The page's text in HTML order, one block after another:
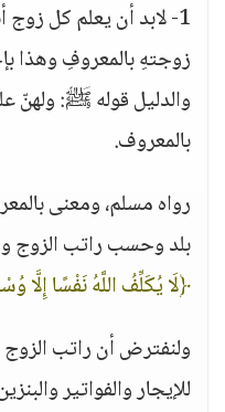
1- لابد أن يعلم كل
زوجتهِ بالمعروفِ وهذا
والدليل قوله ﷺ: ولهنّ
بالمعروف.
رواه مسلم، ومعنى
بلد وحسب راتب الزوج
﴿لَا يُكَلِّفُ اللَّهُ نَفْسًا إِلَّا
للإيجار والفواتير